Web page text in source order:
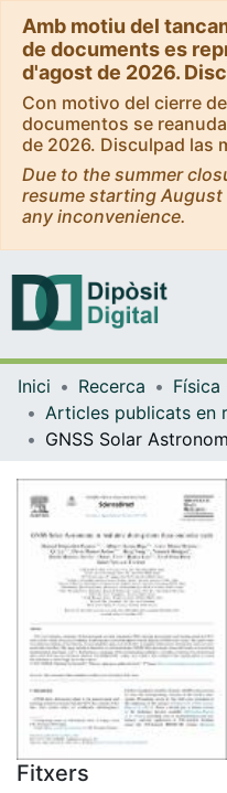
Amb motiu del
de documents es
d'agost de 2026.
Con motivo del cierre
documentos se
de 2026. Disculpad las
Due to the summer
resume starting
any inconvenience.
Inici Recerca
Fitxers